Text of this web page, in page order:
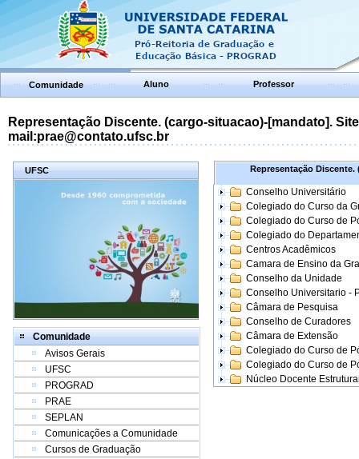
Comunidade Aluno Professor
Representação Discente. (cargo-situacao)-[mandato].
mail:prae@contato.ufsc.br
UFSC
Comunidade
Avisos Gerais
UFSC
PROGRAD
PRAE
SEPLAN
Comunicações a Comunidade
Cursos de Graduação
Representação Discente.
Conselho Universitário
Colegiado do Curso da
Colegiado do Curso de
Colegiado do
Centros Acadêmicos
Camara de Ensino da
Conselho da Unidade
Conselho Universitario -
Câmara de Pesquisa
Conselho de Curadores
Câmara de Extensão
Colegiado do Curso de
Colegiado do Curso de
Núcleo Docente